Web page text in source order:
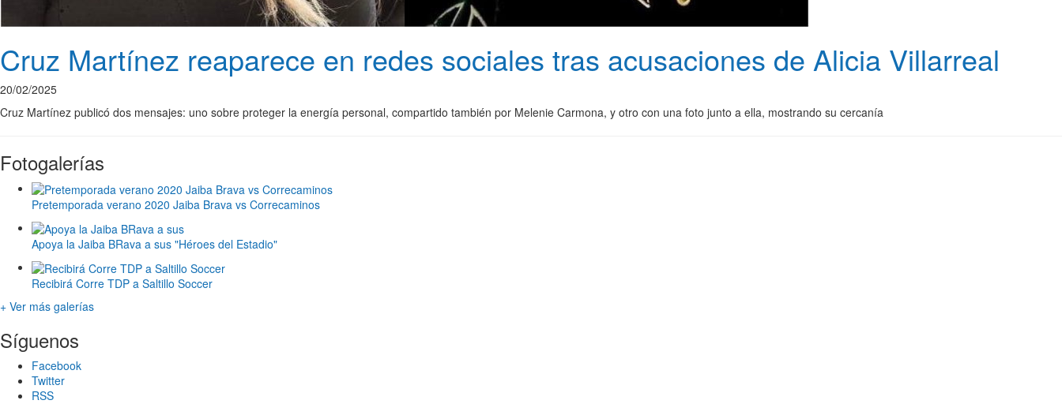
Cruz Martínez reaparece en redes sociales tras acusaciones de Alicia Villarreal
20/02/2025
Cruz Martínez publicó dos mensajes: uno sobre proteger la energía personal, compartido también por Melenie Carmona, y otro con una foto junto a ella, mostrando su cercanía
Fotogalerías
Pretemporada verano 2020 Jaiba Brava vs Correcaminos
Apoya la Jaiba BRava a sus "Héroes del Estadio"
Recibirá Corre TDP a Saltillo Soccer
+ Ver más galerías
Síguenos
Facebook
Twitter
RSS